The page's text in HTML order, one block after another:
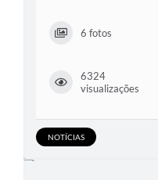
6 fotos
6324
visualizações
NOTÍCIAS